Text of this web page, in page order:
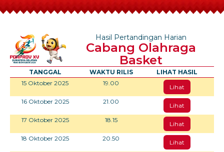
Hasil Pertandingan Harian
Cabang Olahraga
Basket
TANGGAL WAKTU RILIS
LIHAT HASIL
15 Oktober 2025
19.00
Lihat
16 Oktober 2025
21.00
Lihat
17 Oktober 2025
18.15
Lihat
18 Oktober 2025
20.50
Lihat